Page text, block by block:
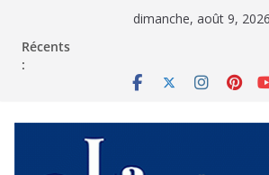
dimanche, août 9, 2026
Récents
: